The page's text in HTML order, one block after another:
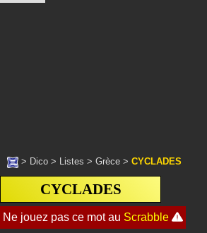
> Dico > Listes > Grèce > CYCLADES
CYCLADES